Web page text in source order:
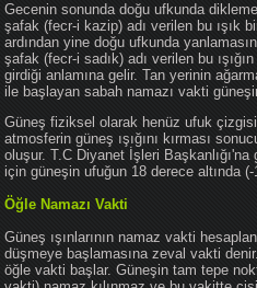
Gecenin sonunda doğu ufkunda
şafak (fecr-i kazip) adı verilen bu ışık
ardından yine doğu ufkunda
şafak (fecr-i sadık) adı verilen bu
girdiği anlamına gelir. Tan yerinin
ile başlayan sabah namazı vakti
Güneş fiziksel olarak henüz ufuk
atmosferin güneş ışığını kırması
oluşur. T.C Diyanet İşleri
için güneşin ufuğun 18 derece altında (-
Öğle Namazı Vakti
Güneş ışınlarının namaz vakti
düşmeye başlamasına zeval vakti
öğle vakti başlar. Güneşin tam tepe